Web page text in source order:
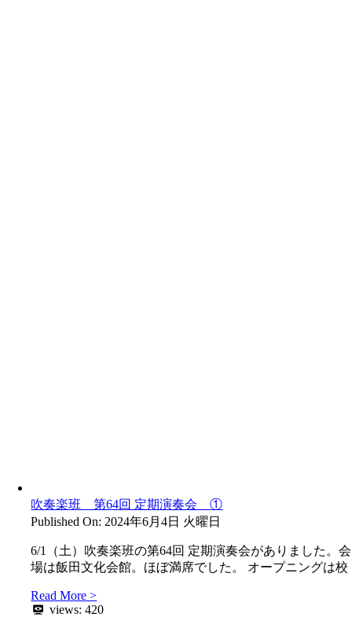
吹奏楽班 第64回 定期演奏会 ①
Published On: 2024年6月4日 火曜日
6/1（土）吹奏楽班の第64回 定期演奏会がありました。会
場は飯田文化会館。ほぼ満席でした。 オープニングは校
Read More >
views: 420